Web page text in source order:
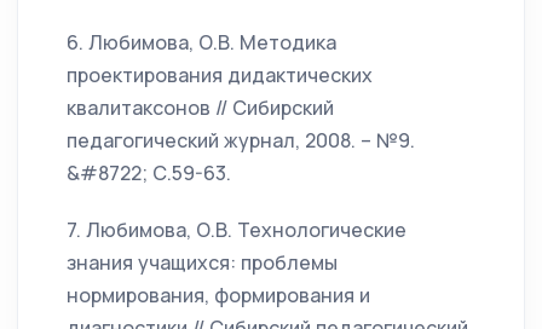
6. Любимова, О.В. Методика
проектирования дидактических
квалитаксонов // Сибирский
педагогический журнал, 2008. – №9.
&#8722; С.59-63.
7. Любимова, О.В. Технологические
знания учащихся: проблемы
нормирования, формирования и